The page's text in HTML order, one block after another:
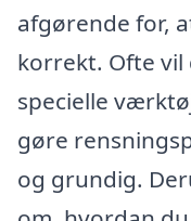
afgørende for,
korrekt. Ofte vil
specielle
gøre
og grundig.